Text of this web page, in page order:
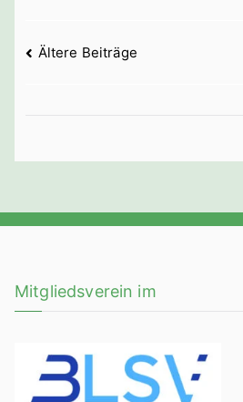
Beitragsnavigation
Ältere Beiträge
Mitgliedsverein im